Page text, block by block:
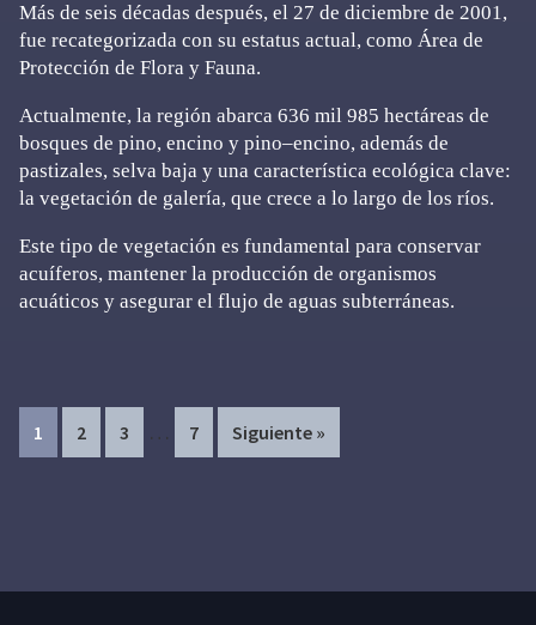
Más de seis décadas después, el 27 de diciembre de 2001,
fue recategorizada con su estatus actual, como Área de
Protección de Flora y Fauna.
Actualmente, la región abarca 636 mil 985 hectáreas de
bosques de pino, encino y pino–encino, además de
pastizales, selva baja y una característica ecológica clave:
la vegetación de galería, que crece a lo largo de los ríos.
Este tipo de vegetación es fundamental para conservar
acuíferos, mantener la producción de organismos
acuáticos y asegurar el flujo de aguas subterráneas.
Page
1 Page
2 Page
3
Interim
pages
… Page
7 Siguiente »